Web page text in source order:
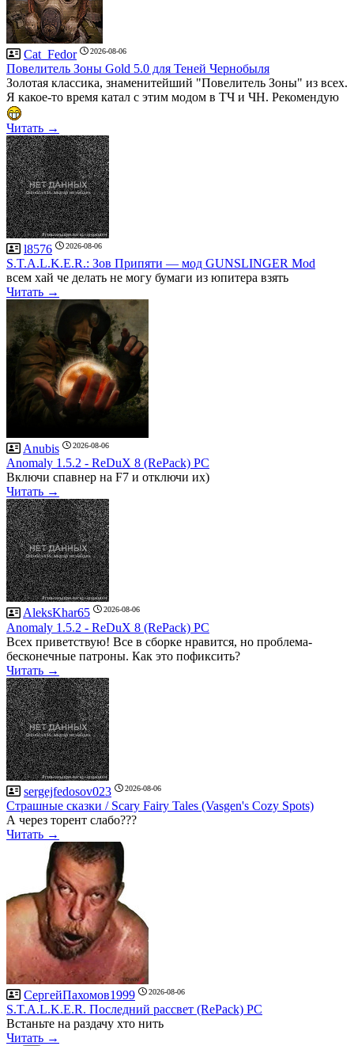
Cat_Fedor 2026-08-06
Повелитель Зоны Gold 5.0 для Теней Чернобыля
Золотая классика, знаменитейший "Повелитель Зоны" из всех.
Я какое-то время катал с этим модом в ТЧ и ЧН. Рекомендую
Читать →
l8576 2026-08-06
S.T.A.L.K.E.R.: Зов Припяти — мод GUNSLINGER Mod
всем хай че делать не могу бумаги из юпитера взять
Читать →
Anubis 2026-08-06
Anomaly 1.5.2 - ReDuX 8 (RePack) PC
Включи спавнер на F7 и отключи их)
Читать →
AleksKhar65 2026-08-06
Anomaly 1.5.2 - ReDuX 8 (RePack) PC
Всех приветствую! Все в сборке нравится, но проблема-
бесконечные патроны. Как это пофиксить?
Читать →
sergejfedosov023 2026-08-06
Страшные сказки / Scary Fairy Tales (Vasgen's Cozy Spots)
А через торент слабо???
Читать →
СергейПахомов1999 2026-08-06
S.T.A.L.K.E.R. Последний рассвет (RePack) PC
Встаньте на раздачу хто нить
Читать →